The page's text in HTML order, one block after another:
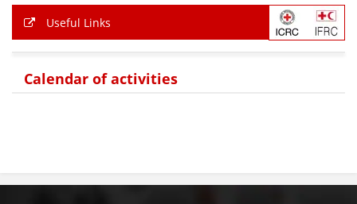
Useful Links
Calendar of activities